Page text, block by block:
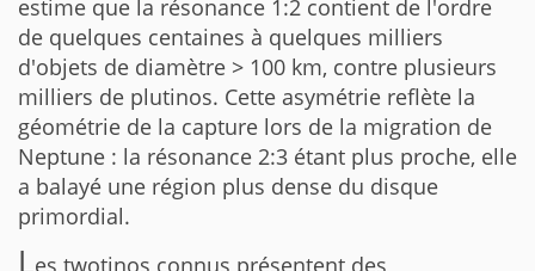
estime que la résonance 1:2 contient de l'ordre
de quelques centaines à quelques milliers
d'objets de diamètre > 100 km, contre plusieurs
milliers de plutinos. Cette asymétrie reflète la
géométrie de la capture lors de la migration de
Neptune : la résonance 2:3 étant plus proche, elle
a balayé une région plus dense du disque
primordial.
L